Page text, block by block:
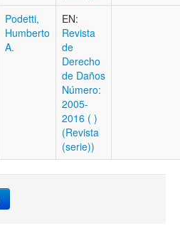
Podetti,
Humberto
A.
EN:
Revista
de
Derecho
de Daños
Número:
2005-
2016 ( )
(Revista
(serie))